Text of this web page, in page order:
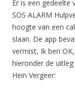
Er is een gedeelte
SOS ALARM
hoogte van een
slaan. De app
vermist, Ik ben
hieronder de
Hein Vergeer: